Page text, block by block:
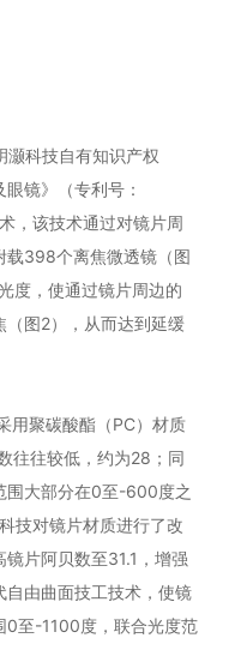
灏科技自有知识产权
镜》（专利号：
，该技术通过对镜片周
载398个离焦微透镜（图
度，使通过镜片周边的
（图2），从而达到延缓
用聚碳酸酯（PC）材质
往往较低，约为28；同
围大部分在0至-600度之
技对镜片材质进行了改
片阿贝数至31.1，增强
自由曲面技工技术，使镜
0至-1100度，联合光度范